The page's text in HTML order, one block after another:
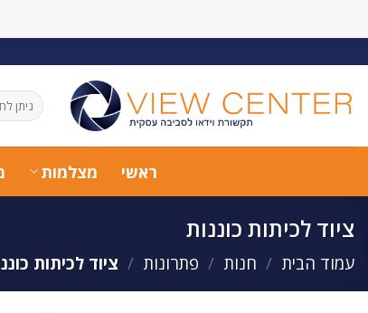
חיפוש
עבור:
ראשי מצלמות
ציוד לכיתות כוננות
עמוד הבית / חנות / פתרונות / ציוד לכיתות